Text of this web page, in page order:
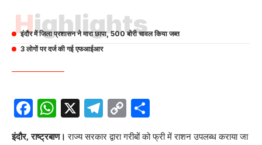
Highlights
इंदौर में जिला प्रशासन ने मारा छापा, 500 बोरी चावल किया जब्त
3 लोगों पर दर्ज की गई एफआईआर
Facebook
WhatsApp
X Telegram
Copy
Link
इंदौर, राष्ट्रबाण। राज्य सरकार द्वारा गरीबों को फ्री में राशन उपलब्ध कराया जा